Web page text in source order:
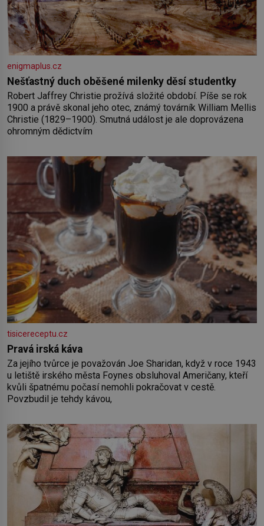
enigmaplus.cz
Nešťastný duch oběšené milenky děsí studentky
Robert Jaffrey Christie prožívá složité období. Píše se rok
1900 a právě skonal jeho otec, známý továrník William Mellis
Christie (1829–1900). Smutná událost je ale doprovázena
ohromným dědictvím
tisicereceptu.cz
Pravá irská káva
Za jejího tvůrce je považován Joe Sharidan, když v roce 1943
u letiště irského města Foynes obsluhoval Američany, kteří
kvůli špatnému počasí nemohli pokračovat v cestě.
Povzbudil je tehdy kávou,